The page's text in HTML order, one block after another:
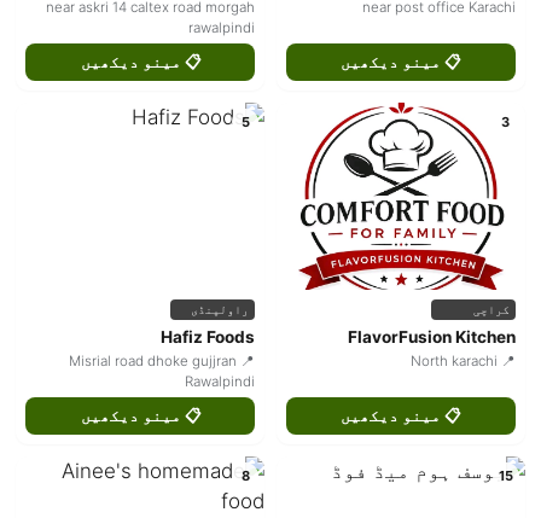
near post office Karachi
📋 مینو دیکھیں
near askri 14 caltex road morgah
rawalpindi
📋 مینو دیکھیں
3
کراچی
FlavorFusion Kitchen
📍 North karachi
📋 مینو دیکھیں
5
راولپنڈی
Hafiz Foods
📍 Misrial road dhoke gujjran
Rawalpindi
📋 مینو دیکھیں
15
8